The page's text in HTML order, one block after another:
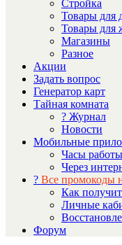
Стройка
Товары для
Товары для
Магазины
Разное
Акции
Задать вопрос
Генератор карт
Тайная комната
? Журнал
Новости
Мобильные
Часы работы
Через
? Все промокоды
Как
Личные
Форум